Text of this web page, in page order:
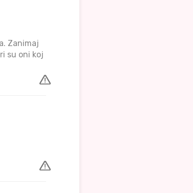
Zanimaj
su oni koj